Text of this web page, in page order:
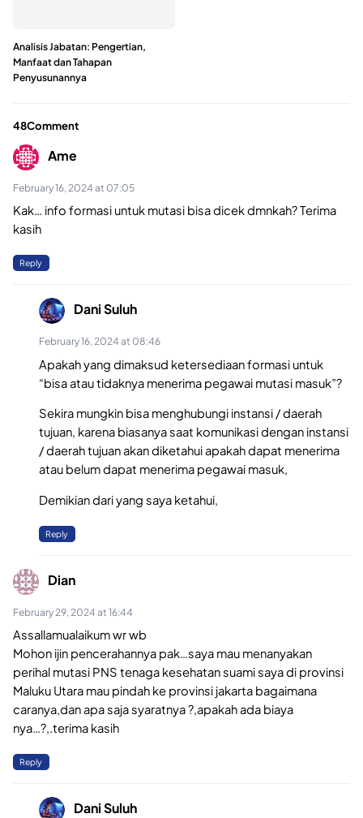
Analisis Jabatan: Pengertian,
Manfaat dan Tahapan
Penyusunannya
48Comment
Ame
February 16, 2024 at 07:05
Kak… info formasi untuk mutasi bisa dicek dmnkah? Terima
kasih
Reply
Dani Suluh
February 16, 2024 at 08:46
Apakah yang dimaksud ketersediaan formasi untuk
“bisa atau tidaknya menerima pegawai mutasi masuk”?
Sekira mungkin bisa menghubungi instansi / daerah
tujuan, karena biasanya saat komunikasi dengan instansi
/ daerah tujuan akan diketahui apakah dapat menerima
atau belum dapat menerima pegawai masuk,
Demikian dari yang saya ketahui,
Reply
Dian
February 29, 2024 at 16:44
Assallamualaikum wr wb
Mohon ijin pencerahannya pak…saya mau menanyakan
perihal mutasi PNS tenaga kesehatan suami saya di provinsi
Maluku Utara mau pindah ke provinsi jakarta bagaimana
caranya,dan apa saja syaratnya ?,apakah ada biaya
nya…?,.terima kasih
Reply
Dani Suluh